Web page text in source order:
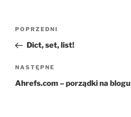
Nawigacja
Poprzedni
wpis
POPRZEDNI
Dict, set, list!
Następny
wpis
NASTĘPNE
Ahrefs.com – porządki na blogu